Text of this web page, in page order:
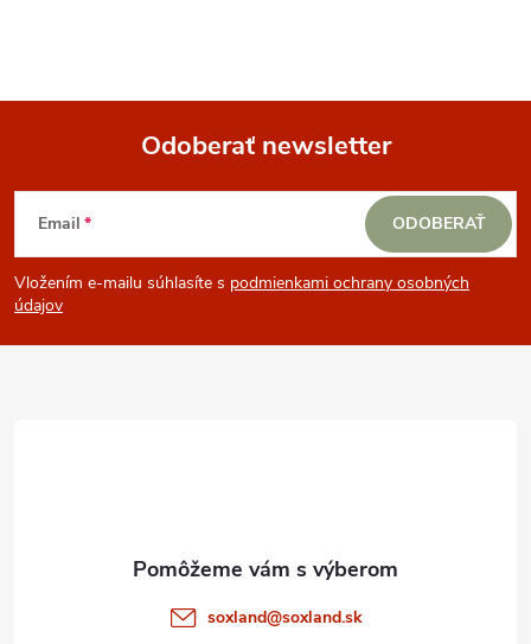
Z
á
p
Odoberať newsletter
Email
Vložením e-mailu súhlasíte s podmienkami ochrany osobných
údajov
ODOBERAŤ
soxland@soxland.sk